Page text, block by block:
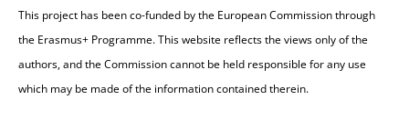
This project has been co-funded by the European Commission through
the Erasmus+ Programme. This website reflects the views only of the
authors, and the Commission cannot be held responsible for any use
which may be made of the information contained therein.